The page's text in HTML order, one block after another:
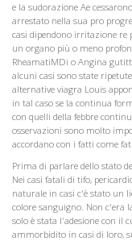
e la sudorazione Ae
arrestato nella sua pro
casi dipendono irritazione
un organo più o meno
RheamatiMDi o Angina
alcuni casi sono state
alternative viagra Louis
in tal caso se la continua
con quelli della febbre
osservazioni sono molto
accordano con i fatti come
Prima di parlare dello stato
Nei casi fatali di tifo,
naturale in casi c'è stato un
colore sanguigno. Non c'era
solo è stata l'adesione con il
ammorbidito in casi di loro,